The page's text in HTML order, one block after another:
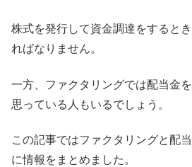
株式を発行して資金調達をすると
ればなりません。
一方、ファクタリングでは配当金
思っている人もいるでしょう。
この記事ではファクタリングと配
に情報をまとめました。